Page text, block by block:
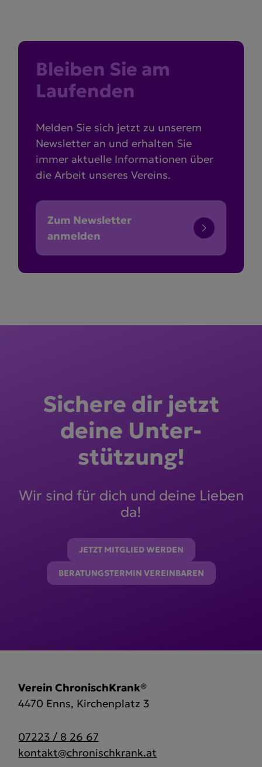
Bleiben Sie am
Laufenden
Melden Sie sich jetzt zu unserem
Newsletter an und erhalten Sie
immer aktuelle Informationen über
die Arbeit unseres Vereins.
Zum Newsletter
anmelden
Sichere dir jetzt
deine Unter­
stützung!
Wir sind für dich und deine Lieben
da!
JETZT MITGLIED WERDEN
BERATUNGSTERMIN VEREINBAREN
Verein ChronischKrank®
4470 Enns, Kirchenplatz 3
07223 / 8 26 67
kontakt@chronischkrank.at